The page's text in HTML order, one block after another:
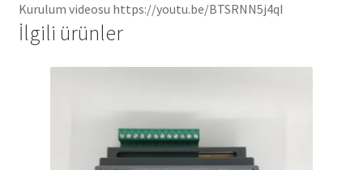
Kurulum videosu https://youtu.be/BTSRNN5j4qI
İlgili ürünler